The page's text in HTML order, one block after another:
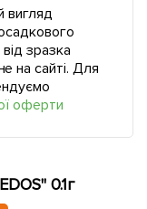
вигляд
зразка
на сайті. Для
оферти
0.1г